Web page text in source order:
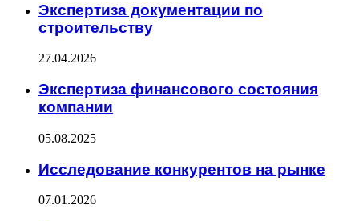
Экспертиза документации по
строительству
27.04.2026
Экспертиза финансового состояния
компании
05.08.2025
Исследование конкурентов на рынке
07.01.2026